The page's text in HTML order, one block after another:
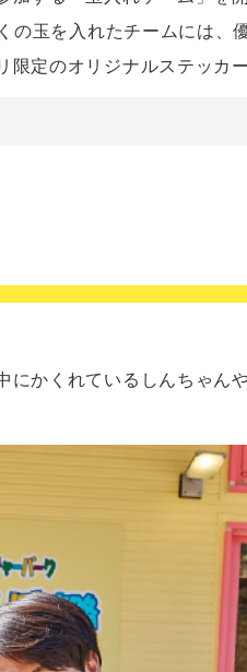
玉を入れたチームには、
定のオリジナルステッカ
かくれているしんちゃん